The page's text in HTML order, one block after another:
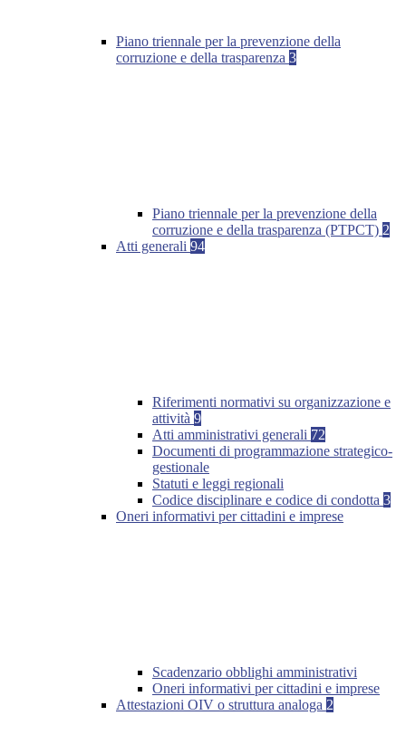
Piano triennale per la prevenzione della
corruzione e della trasparenza 3
Piano triennale per la prevenzione della
corruzione e della trasparenza (PTPCT) 2
Atti generali 94
Riferimenti normativi su organizzazione e
attività 9
Atti amministrativi generali 72
Documenti di programmazione strategico-
gestionale
Statuti e leggi regionali
Codice disciplinare e codice di condotta 3
Oneri informativi per cittadini e imprese
Scadenzario obblighi amministrativi
Oneri informativi per cittadini e imprese
Attestazioni OIV o struttura analoga 2